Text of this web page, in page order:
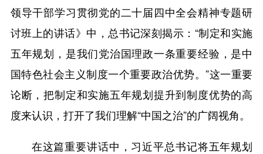
领导干部学习贯彻党的二十届四中全会精神专题研
讨班上的讲话》中，总书记深刻揭示：“制定和实施
五年规划，是我们党治国理政一条重要经验，是中
国特色社会主义制度一个重要政治优势。”这一重要
论断，把制定和实施五年规划提升到制度优势的高
度来认识，打开了我们理解“中国之治”的广阔视角。
在这篇重要讲话中，习近平总书记将五年规划